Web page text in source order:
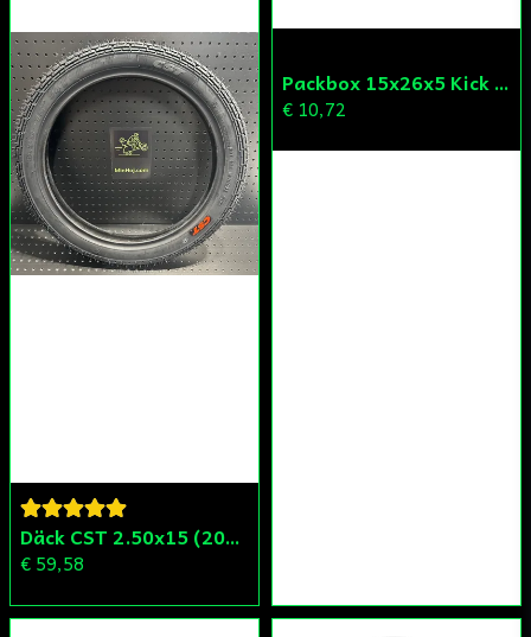
Skicka fråga
Däck CST 2.50x15 (20x250) Compact/Scoper/Mamba/Flakmoped
€ 59,58
Packbox 15x26x5 Kick Aprilia/Derbi/Gilera (original)
€ 10,72